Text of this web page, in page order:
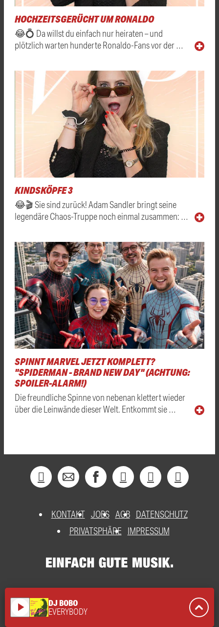
HOCHZEITSGERÜCHT UM RONALDO
😂💍 Da willst du einfach nur heiraten – und
plötzlich warten hunderte Ronaldo-Fans vor der …
KINDSKÖPFE 3
😂🎬 Sie sind zurück! Adam Sandler bringt seine
legendäre Chaos-Truppe noch einmal zusammen: …
SPINNT MARVEL JETZT KOMPLETT?
"SPIDERMAN - BRAND NEW DAY" (ACHTUNG:
SPOILER-ALARM!)
Die freundliche Spinne von nebenan klettert wieder
über die Leinwände dieser Welt. Entkommt sie …
KONTAKT JOBS AGB DATENSCHUTZ
PRIVATSPHÄRE
IMPRESSUM
play_arrow DJ BOBO
EVERYBODY